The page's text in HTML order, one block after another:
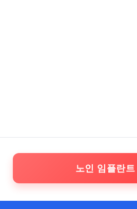
노인 임플란